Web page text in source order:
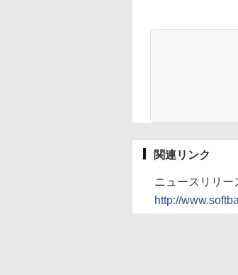
関連リンク
ニュースリリー
http://